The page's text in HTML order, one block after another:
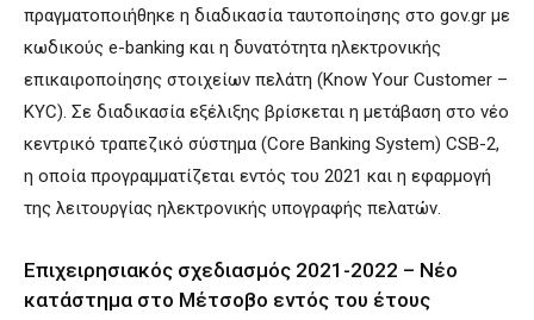
πραγματοποιήθηκε η διαδικασία ταυτοποίησης στο gov.gr με
κωδικούς e-banking και η δυνατότητα ηλεκτρονικής
επικαιροποίησης στοιχείων πελάτη (Know Your Customer –
KYC). Σε διαδικασία εξέλιξης βρίσκεται η μετάβαση στο νέο
κεντρικό τραπεζικό σύστημα (Core Banking System) CSB-2,
η οποία προγραμματίζεται εντός του 2021 και η εφαρμογή
της λειτουργίας ηλεκτρονικής υπογραφής πελατών.
Επιχειρησιακός σχεδιασμός 2021-2022 – Νέο
κατάστημα στο Μέτσοβο εντός του έτους